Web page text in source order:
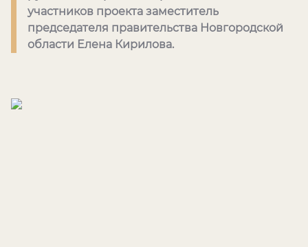
участников проекта заместитель
председателя правительства Новгородской
области Елена Кирилова.